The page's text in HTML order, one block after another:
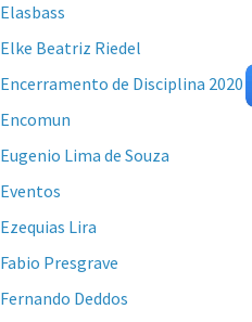
Elasbass
Elke Beatriz Riedel
Encerramento de Disciplina 2020
Encomun
Eugenio Lima de Souza
Eventos
Ezequias Lira
Fabio Presgrave
Fernando Deddos